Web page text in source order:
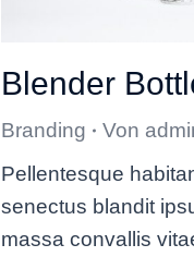
Blender
Branding Von
Pellentesque
senectus blandit
massa convallis